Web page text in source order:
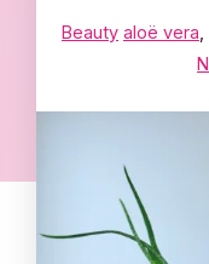
Beauty aloë vera